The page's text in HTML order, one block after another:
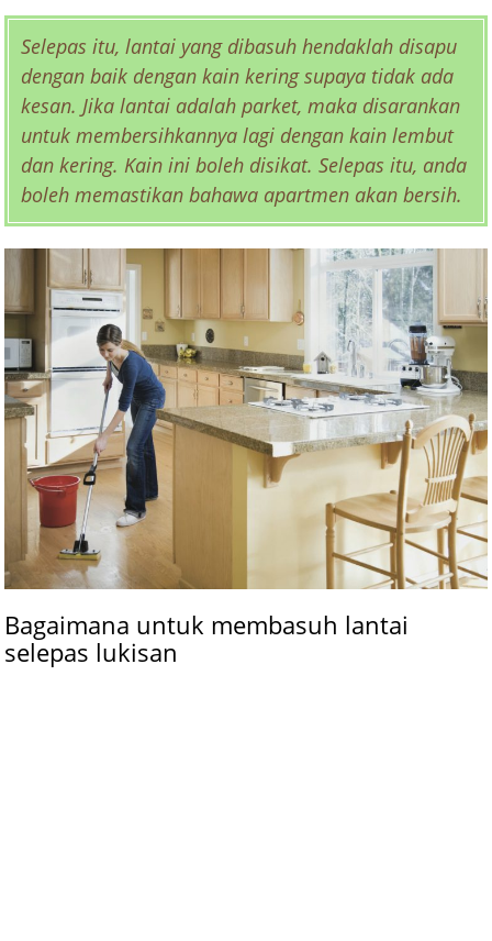
Selepas itu, lantai yang dibasuh hendaklah disapu
dengan baik dengan kain kering supaya tidak ada
kesan. Jika lantai adalah parket, maka disarankan
untuk membersihkannya lagi dengan kain lembut
dan kering. Kain ini boleh disikat. Selepas itu, anda
boleh memastikan bahawa apartmen akan bersih.
Bagaimana untuk membasuh lantai
selepas lukisan